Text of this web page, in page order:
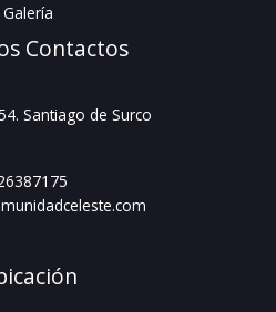
Galería
Contactos
Santiago de Surco